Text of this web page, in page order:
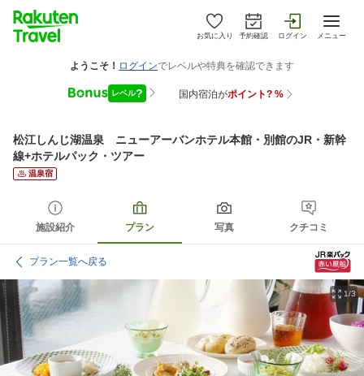
お気に入り 予約確認 ログイン メニュー
松江しんじ湖温泉 ニューアーバンホテル本館・別館のJR・新幹
線+ホテルパック・ツアー
温泉宿
施設紹介 プラン 写真 クチコミ
プラン一覧へ戻る
1/3